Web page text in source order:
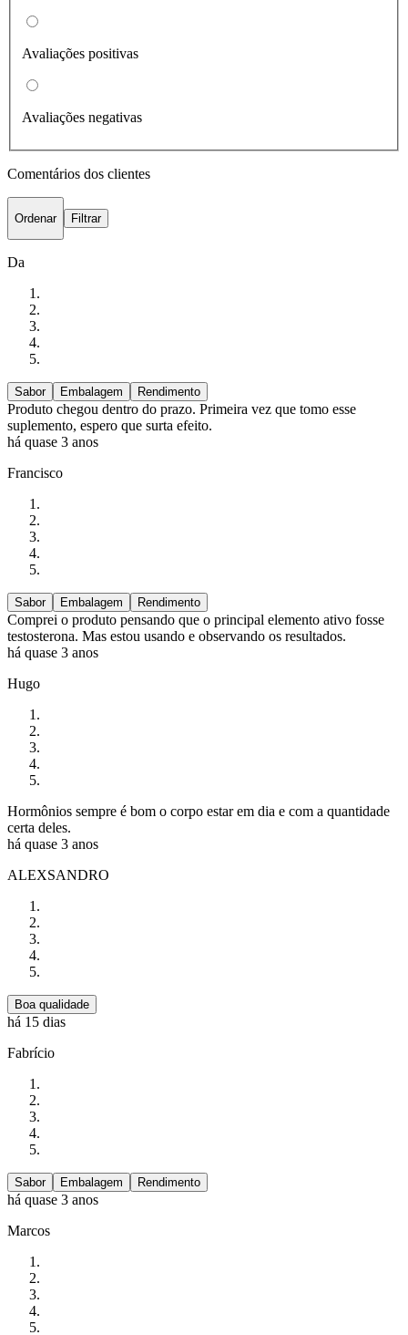
Avaliações positivas
Avaliações negativas
Comentários dos clientes
Ordenar Filtrar
Da
Sabor Embalagem Rendimento
Produto chegou dentro do prazo. Primeira vez que tomo esse
suplemento, espero que surta efeito.
há quase 3 anos
Francisco
Sabor Embalagem Rendimento
Comprei o produto pensando que o principal elemento ativo fosse
testosterona. Mas estou usando e observando os resultados.
há quase 3 anos
Hugo
Hormônios sempre é bom o corpo estar em dia e com a quantidade
certa deles.
há quase 3 anos
ALEXSANDRO
Boa qualidade
há 15 dias
Fabrício
Sabor Embalagem Rendimento
há quase 3 anos
Marcos